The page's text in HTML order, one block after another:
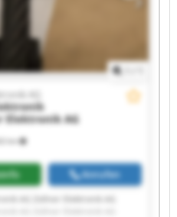
km
AG
Elektronik AG
Anrufen
AG Zollner Elektronik AG